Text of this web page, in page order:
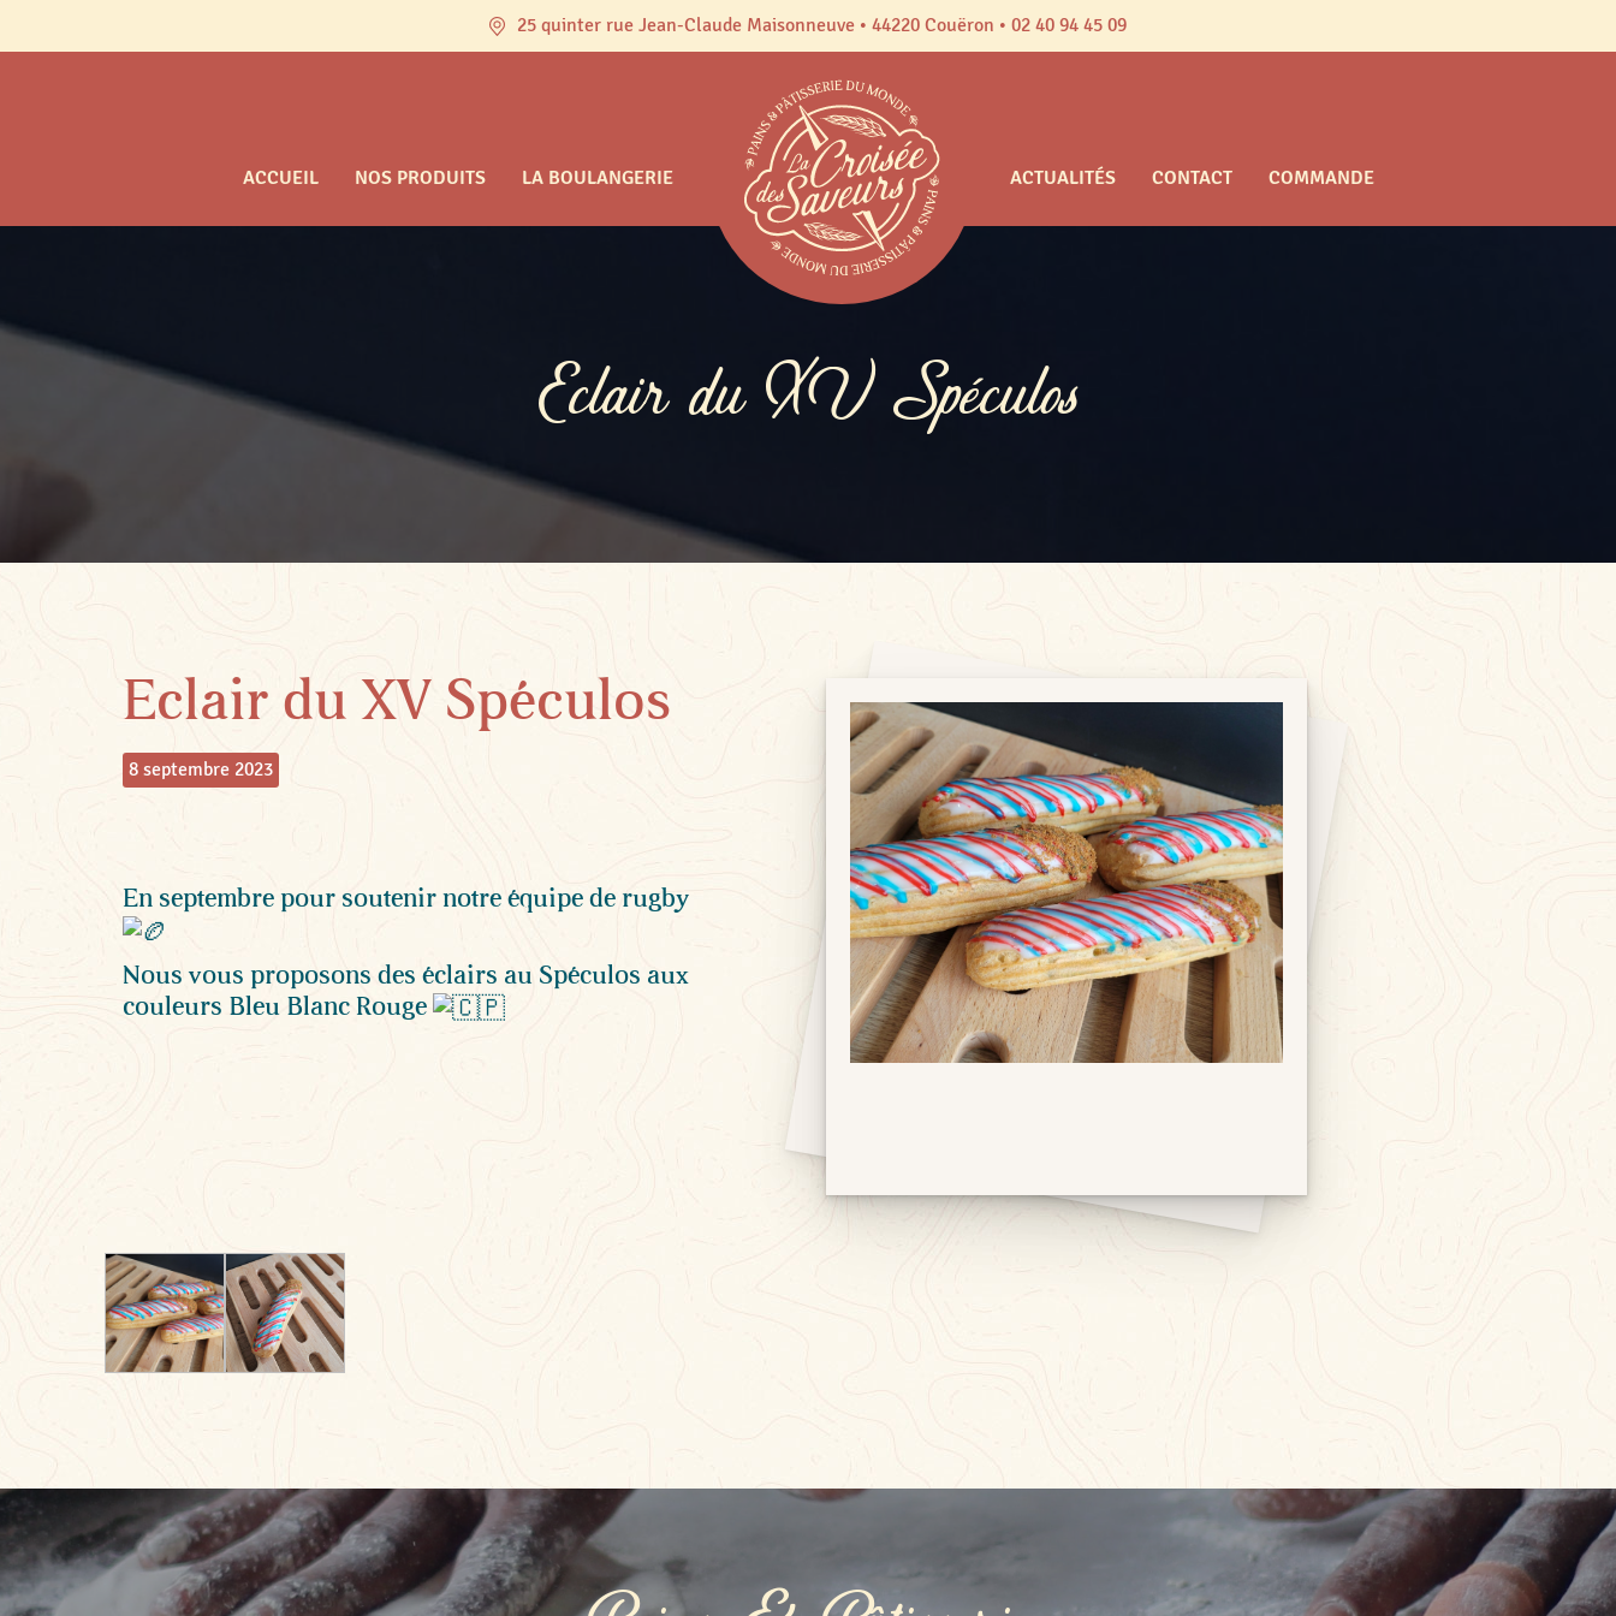
25 quinter rue Jean-Claude Maisonneuve • 44220 Couëron • 02 40 94 45 09
ACCUEIL NOS PRODUITS LA BOULANGERIE ACTUALITÉS CONTACT COMMANDE
Eclair du XV Spéculos
Eclair du XV Spéculos
8 septembre 2023
En septembre pour soutenir notre équipe de rugby
Nous vous proposons des éclairs au Spéculos aux
couleurs Bleu Blanc Rouge